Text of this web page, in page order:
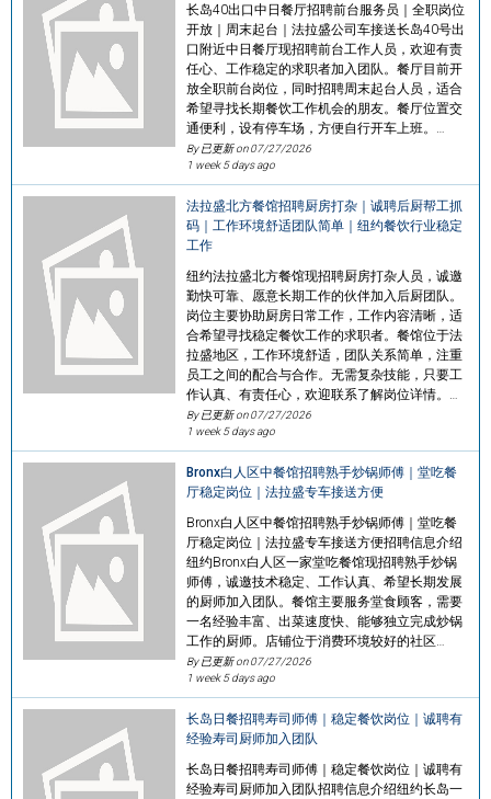
长岛40出口中日餐厅招聘前台服务员｜全职岗位
开放｜周末起台｜法拉盛公司车接送长岛40号出
口附近中日餐厅现招聘前台工作人员，欢迎有责
任心、工作稳定的求职者加入团队。餐厅目前开
放全职前台岗位，同时招聘周末起台人员，适合
希望寻找长期餐饮工作机会的朋友。餐厅位置交
通便利，设有停车场，方便自行开车上班。…
By 已更新 on07/27/2026
1 week 5 days ago
法拉盛北方餐馆招聘厨房打杂｜诚聘后厨帮工抓
码｜工作环境舒适团队简单｜纽约餐饮行业稳定
工作
纽约法拉盛北方餐馆现招聘厨房打杂人员，诚邀
勤快可靠、愿意长期工作的伙伴加入后厨团队。
岗位主要协助厨房日常工作，工作内容清晰，适
合希望寻找稳定餐饮工作的求职者。餐馆位于法
拉盛地区，工作环境舒适，团队关系简单，注重
员工之间的配合与合作。无需复杂技能，只要工
作认真、有责任心，欢迎联系了解岗位详情。…
By 已更新 on07/27/2026
1 week 5 days ago
Bronx白人区中餐馆招聘熟手炒锅师傅｜堂吃餐
厅稳定岗位｜法拉盛专车接送方便
Bronx白人区中餐馆招聘熟手炒锅师傅｜堂吃餐
厅稳定岗位｜法拉盛专车接送方便招聘信息介绍
纽约Bronx白人区一家堂吃餐馆现招聘熟手炒锅
师傅，诚邀技术稳定、工作认真、希望长期发展
的厨师加入团队。餐馆主要服务堂食顾客，需要
一名经验丰富、出菜速度快、能够独立完成炒锅
工作的厨师。店铺位于消费环境较好的社区…
By 已更新 on07/27/2026
1 week 5 days ago
长岛日餐招聘寿司师傅｜稳定餐饮岗位｜诚聘有
经验寿司厨师加入团队
长岛日餐招聘寿司师傅｜稳定餐饮岗位｜诚聘有
经验寿司厨师加入团队招聘信息介绍纽约长岛一